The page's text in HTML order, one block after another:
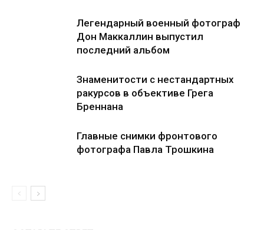
Легендарный военный фотограф
Дон Маккаллин выпустил
последний альбом
Знаменитости с нестандартных
ракурсов в объективе Грега
Бреннана
Главные снимки фронтового
фотографа Павла Трошкина